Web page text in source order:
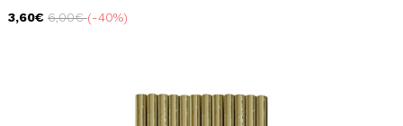
3,60€ 6,00€ -40%